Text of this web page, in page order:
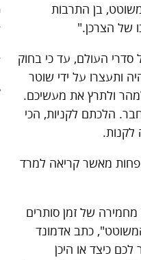
ספרים מומלצים – רשימה
צור קשר
בן התרבות
של הצרכן."
העולם, עד כי בחוק
ותעצרו על ידי שוטר
ולתרץ את מעשיכם.
הלכתם לקניות, הכי
לקנות.
פחות מאשר קריאה למרד
של זמן סותרים
כתב אדמונד
לכם כיצד או היכן